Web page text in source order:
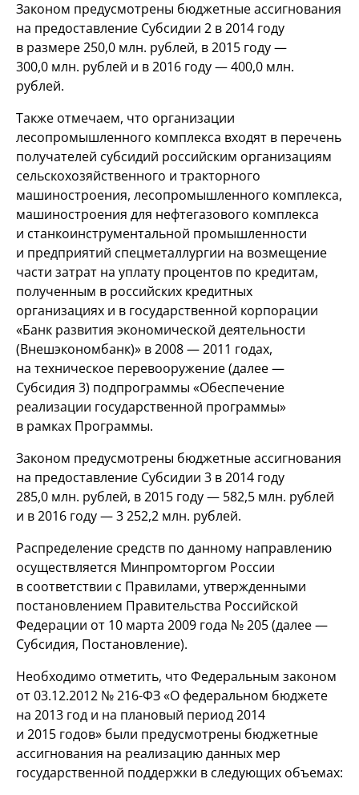
Законом предусмотрены бюджетные ассигнования
на предоставление Субсидии 2 в 2014 году
в размере 250,0 млн. рублей, в 2015 году —
300,0 млн. рублей и в 2016 году — 400,0 млн.
рублей.
Также отмечаем, что организации
лесопромышленного комплекса входят в перечень
получателей субсидий российским организациям
сельскохозяйственного и тракторного
машиностроения, лесопромышленного комплекса,
машиностроения для нефтегазового комплекса
и станкоинструментальной промышленности
и предприятий спецметаллургии на возмещение
части затрат на уплату процентов по кредитам,
полученным в российских кредитных
организациях и в государственной корпорации
«Банк развития экономической деятельности
(Внешэкономбанк)» в 2008 — 2011 годах,
на техническое перевооружение (далее —
Субсидия 3) подпрограммы «Обеспечение
реализации государственной программы»
в рамках Программы.
Законом предусмотрены бюджетные ассигнования
на предоставление Субсидии 3 в 2014 году
285,0 млн. рублей, в 2015 году — 582,5 млн. рублей
и в 2016 году — 3 252,2 млн. рублей.
Распределение средств по данному направлению
осуществляется Минпромторгом России
в соответствии с Правилами, утвержденными
постановлением Правительства Российской
Федерации от 10 марта 2009 года № 205 (далее —
Субсидия, Постановление).
Необходимо отметить, что Федеральным законом
от 03.12.2012 №216-ФЗ«О федеральном бюджете
на 2013 год и на плановый период 2014
и 2015 годов» были предусмотрены бюджетные
ассигнования на реализацию данных мер
государственной поддержки в следующих объемах: